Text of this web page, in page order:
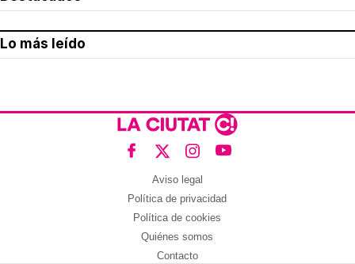
Lo más leído
Aviso legal
Política de privacidad
Política de cookies
Quiénes somos
Contacto